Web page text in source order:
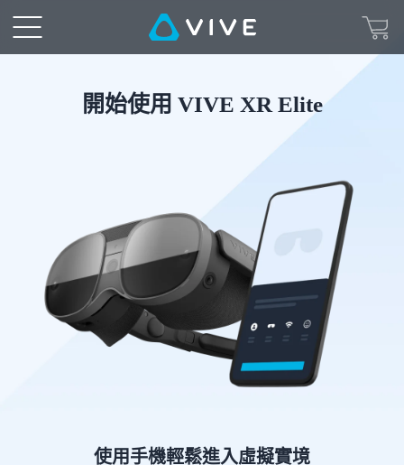
開
始
VIVE
開始使用 VIVE XR Elite
使用手機輕鬆進入虛擬實境